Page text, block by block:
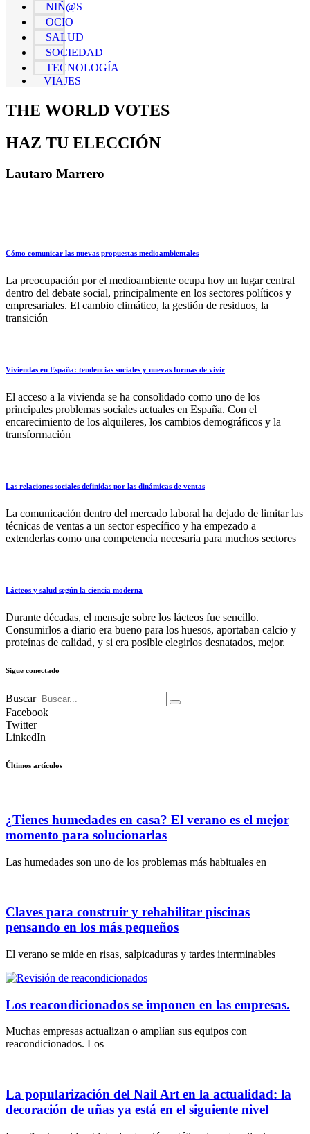
NIÑ@S
OCIO
SALUD
SOCIEDAD
TECNOLOGÍA
VIAJES
THE WORLD VOTES
HAZ TU ELECCIÓN
Lautaro Marrero
Cómo comunicar las nuevas propuestas medioambientales
La preocupación por el medioambiente ocupa hoy un lugar central
dentro del debate social, principalmente en los sectores políticos y
empresariales. El cambio climático, la gestión de residuos, la
transición
Viviendas en España: tendencias sociales y nuevas formas de vivir
El acceso a la vivienda se ha consolidado como uno de los
principales problemas sociales actuales en España. Con el
encarecimiento de los alquileres, los cambios demográficos y la
transformación
Las relaciones sociales definidas por las dinámicas de ventas
La comunicación dentro del mercado laboral ha dejado de limitar las
técnicas de ventas a un sector específico y ha empezado a
extenderlas como una competencia necesaria para muchos sectores
Lácteos y salud según la ciencia moderna
Durante décadas, el mensaje sobre los lácteos fue sencillo.
Consumirlos a diario era bueno para los huesos, aportaban calcio y
proteínas de calidad, y si era posible elegirlos desnatados, mejor.
Sigue conectado
Buscar
Facebook
Twitter
LinkedIn
Últimos artículos
¿Tienes humedades en casa? El verano es el mejor
momento para solucionarlas
Las humedades son uno de los problemas más habituales en
Claves para construir y rehabilitar piscinas
pensando en los más pequeños
El verano se mide en risas, salpicaduras y tardes interminables
Los reacondicionados se imponen en las empresas.
Muchas empresas actualizan o amplían sus equipos con
reacondicionados. Los
La popularización del Nail Art en la actualidad: la
decoración de uñas ya está en el siguiente nivel